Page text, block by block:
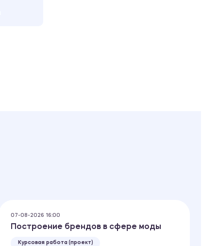
07-08-2026 16:00
Построение брендов в сфере моды
Курсовая работа (проект)